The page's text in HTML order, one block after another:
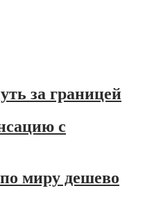
за границей
с
миру дешево